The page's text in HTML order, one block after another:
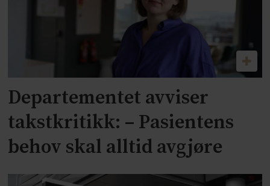
Departementet avviser
takstkritikk: – Pasientens
behov skal alltid avgjøre